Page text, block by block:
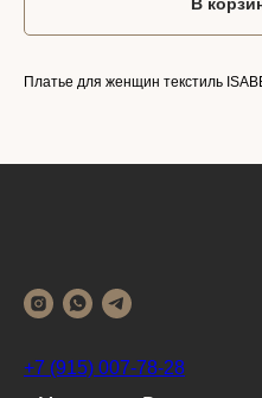
В
Платье для женщин текстиль
+7 (915) 007-78-28